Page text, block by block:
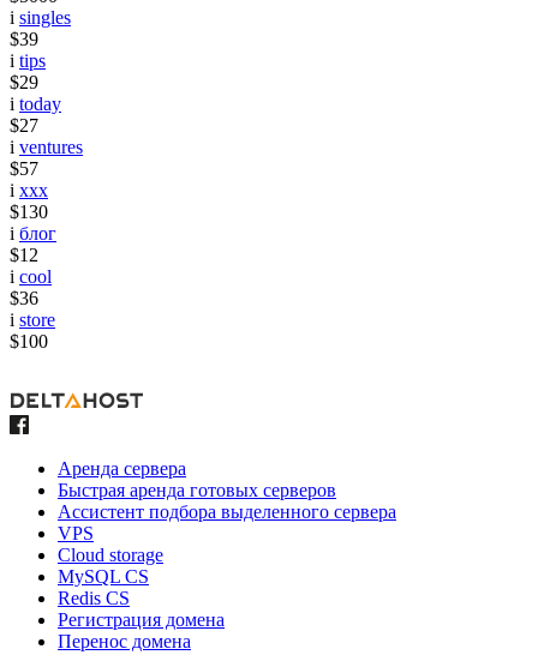
i singles
$39
i tips
$29
i today
$27
i ventures
$57
i xxx
$130
i блог
$12
i cool
$36
i store
$100
Аренда сервера
Быстрая аренда готовых серверов
Ассистент подбора выделенного сервера
VPS
Cloud storage
MySQL CS
Redis CS
Регистрация домена
Перенос домена